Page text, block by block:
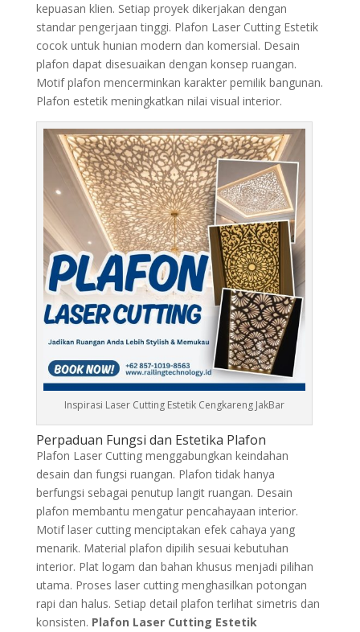
kepuasan klien. Setiap proyek dikerjakan dengan
standar pengerjaan tinggi. Plafon Laser Cutting Estetik
cocok untuk hunian modern dan komersial. Desain
plafon dapat disesuaikan dengan konsep ruangan.
Motif plafon mencerminkan karakter pemilik bangunan.
Plafon estetik meningkatkan nilai visual interior.
Inspirasi Laser Cutting Estetik Cengkareng JakBar
Perpaduan Fungsi dan Estetika Plafon
Plafon Laser Cutting menggabungkan keindahan
desain dan fungsi ruangan. Plafon tidak hanya
berfungsi sebagai penutup langit ruangan. Desain
plafon membantu mengatur pencahayaan interior.
Motif laser cutting menciptakan efek cahaya yang
menarik. Material plafon dipilih sesuai kebutuhan
interior. Plat logam dan bahan khusus menjadi pilihan
utama. Proses laser cutting menghasilkan potongan
rapi dan halus. Setiap detail plafon terlihat simetris dan
konsisten. Plafon Laser Cutting Estetik